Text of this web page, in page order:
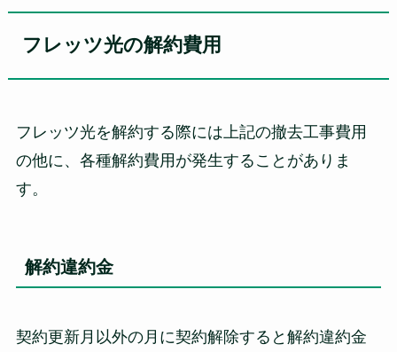
フレッツ光の解約費用
フレッツ光を解約する際には上記の撤去工事費用
の他に、各種解約費用が発生することがありま
す。
解約違約金
契約更新月以外の月に契約解除すると解約違約金